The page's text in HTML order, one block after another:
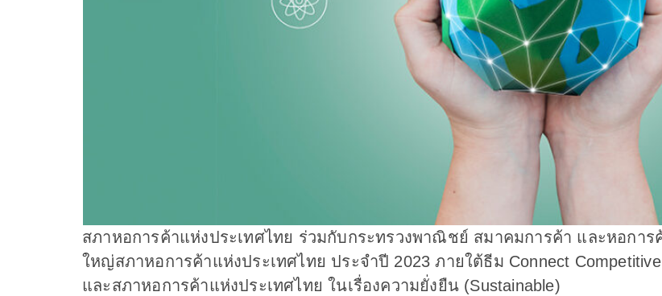
สภาหอการค้าแห่งประเทศไทย ร่วมกับกระทรวงพาณิชย์ สมาคมการค้า และหอการ
ใหญ่สภาหอการค้าแห่งประเทศไทย ประจำปี 2023 ภายใต้ธีม Connect
และสภาหอการค้าแห่งประเทศไทย ในเรื่องความยั่งยืน (Sustainable)